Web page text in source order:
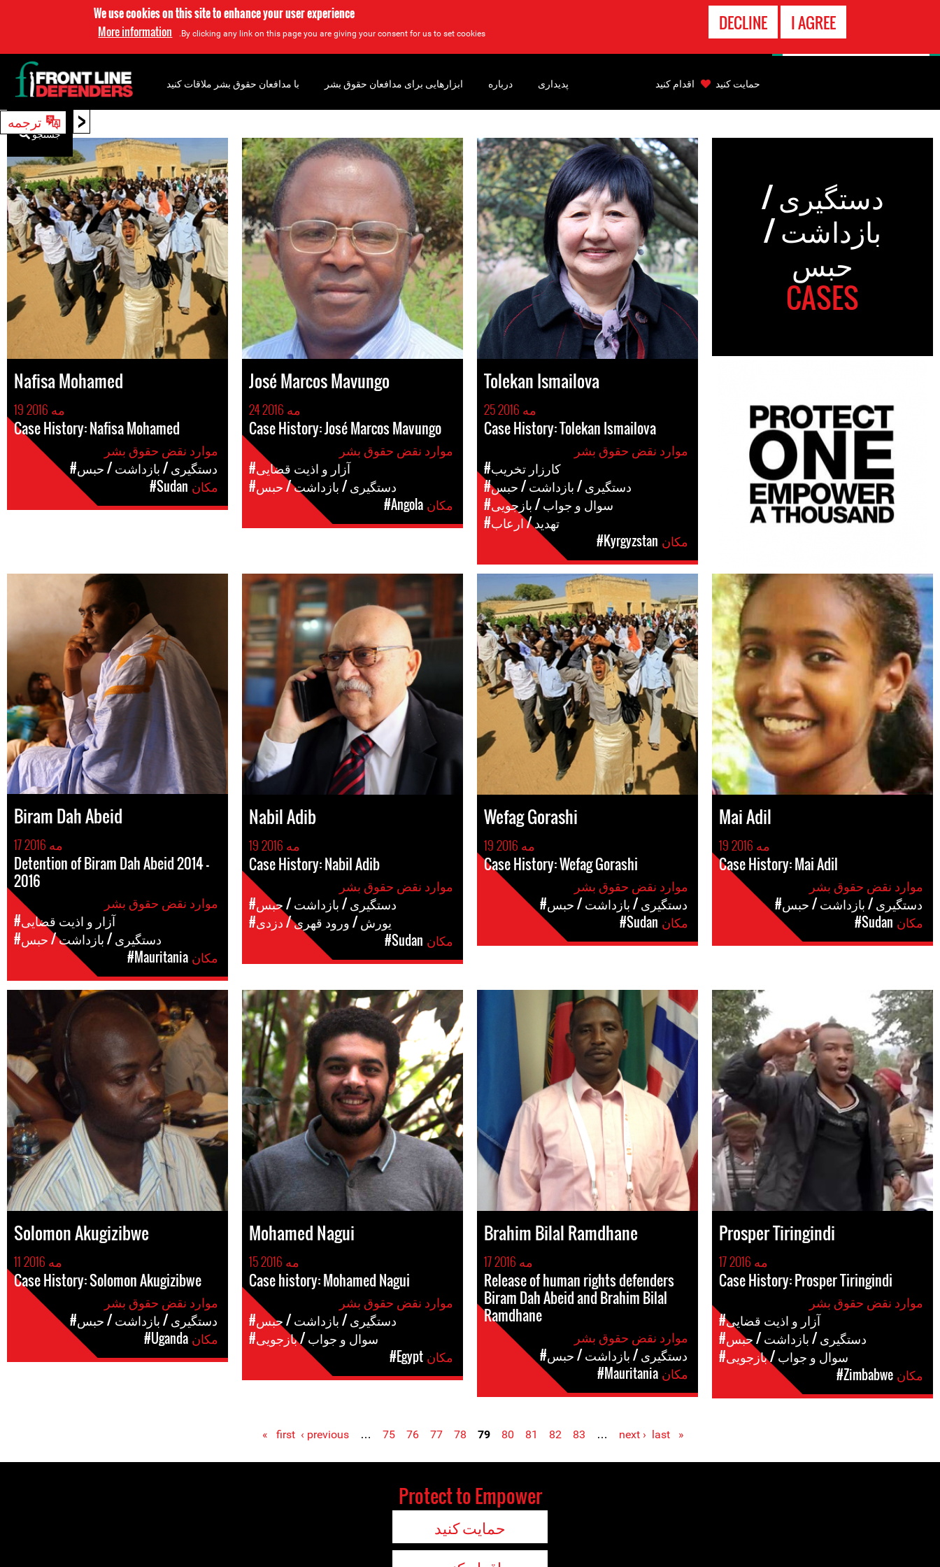
We use cookies on this site to enhance your user experience
By clicking any link on this page you are giving your consent for us to set cookies.
More information I AGREE
DECLINE
< ترجمه
to
دستگیری /
بازداشت /
حبس
CASES
Tolekan Ismailova
25 مه 2016
Case History: Tolekan Ismailova
#کارزار تخریب
#دستگیری / بازداشت / حبس
#سوال و جواب / بازجویی
#تهدید / ارعاب
#Kyrgyzstan
José Marcos Mavungo
24 مه 2016
Case History: José Marcos Mavungo
#آزار و اذیت قضایی
#دستگیری / بازداشت / حبس
#Angola
Nafisa Mohamed
19 مه 2016
Case History: Nafisa Mohamed
#دستگیری / بازداشت / حبس
#Sudan
Mai Adil
19 مه 2016
Case History: Mai Adil
#دستگیری / بازداشت / حبس
#Sudan
Wefag Gorashi
19 مه 2016
Case History: Wefag Gorashi
#دستگیری / بازداشت / حبس
#Sudan
Nabil Adib
19 مه 2016
Case History: Nabil Adib
#دستگیری / بازداشت / حبس
#یورش / ورود قهری / دزدی
#Sudan
Biram Dah Abeid
17 مه 2016
Detention of Biram Dah Abeid 2014 -
2016
#آزار و اذیت قضایی
#دستگیری / بازداشت / حبس
#Mauritania
Prosper Tiringindi
17 مه 2016
Case History: Prosper Tiringindi
#آزار و اذیت قضایی
#دستگیری / بازداشت / حبس
#سوال و جواب / بازجویی
#Zimbabwe
Brahim Bilal Ramdhane
17 مه 2016
Release of human rights defenders
Biram Dah Abeid and Brahim Bilal
Ramdhane
#دستگیری / بازداشت / حبس
#Mauritania
Mohamed Nagui
15 مه 2016
Case history: Mohamed Nagui
#دستگیری / بازداشت / حبس
#سوال و جواب / بازجویی
#Egypt
Solomon Akugizibwe
11 مه 2016
Case History: Solomon Akugizibwe
#دستگیری / بازداشت / حبس
#Uganda
Pages
« first
‹ previous … 75 76 77 78 79 80 81 82 83 … next › last »
با مدافعان حقوق بشر ملاقات کنید ابزارهایی برای مدافعان حقوق بشر درباره پدیداری
جستجو
حمایت کنید اقدام کنید
Protect to Empower
حمایت کنید
تماس
اضطراری